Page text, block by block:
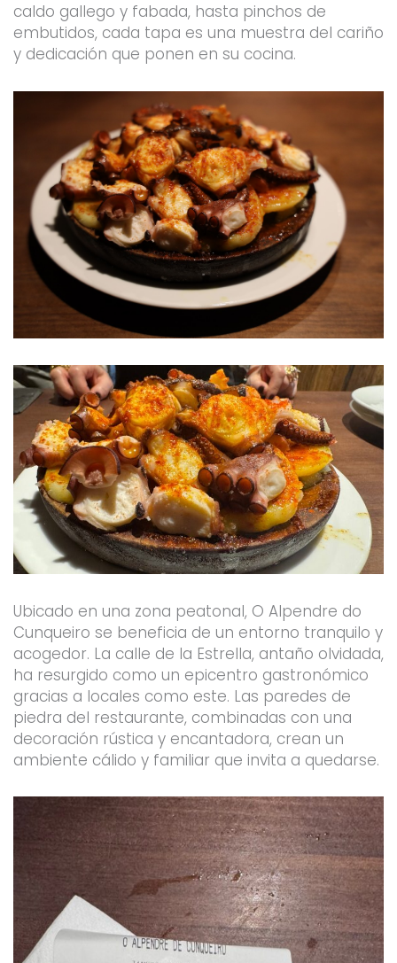
caldo gallego y fabada, hasta pinchos de
embutidos, cada tapa es una muestra del cariño
y dedicación que ponen en su cocina.
Ubicado en una zona peatonal, O Alpendre do
Cunqueiro se beneficia de un entorno tranquilo y
acogedor. La calle de la Estrella, antaño olvidada,
ha resurgido como un epicentro gastronómico
gracias a locales como este. Las paredes de
piedra del restaurante, combinadas con una
decoración rústica y encantadora, crean un
ambiente cálido y familiar que invita a quedarse.